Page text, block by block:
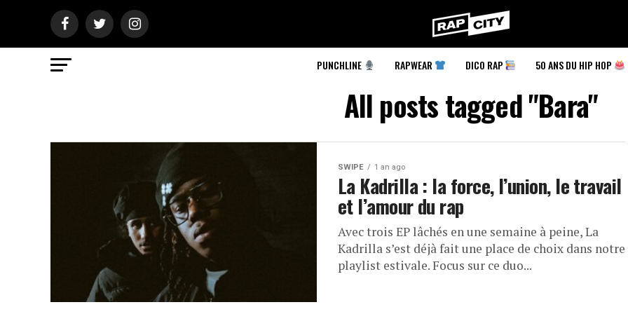
RapCity
PUNCHLINE RAPWEAR DICO RAP 50 ANS DU HIP HOP
All posts tagged "Bara"
SWIPE 1 an ago
La Kadrilla : la force, l’union, le travail
et l’amour du rap
Avec trois EP lâchés en une semaine à peine, La
Kadrilla s’est déjà fait une place de choix dans notre
playlist estivale. Focus sur ce duo...